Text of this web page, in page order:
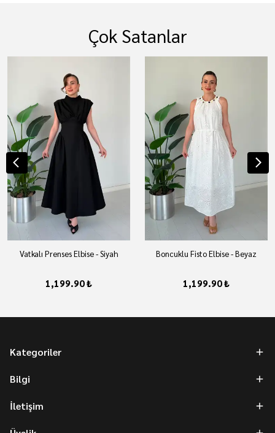
Çok Satanlar
Vatkalı Prenses Elbise - Siyah
1,199.90 ₺
Boncuklu Fisto Elbise - Beyaz
1,199.90 ₺
Kategoriler
Bilgi
İletişim